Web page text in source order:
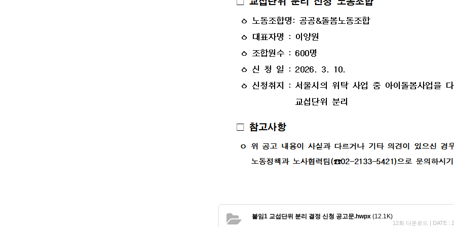
붙임1 교섭단위 분리 결정 신청 공고문.hwpx (12.1K)
12회 다운로드 | DATE :